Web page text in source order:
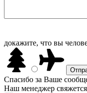
докажите, что вы
Спасибо за Ваше
Наш менеджер